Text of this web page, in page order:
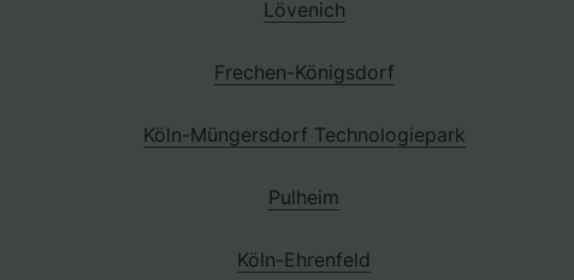
Lövenich
Frechen-Königsdorf
Köln-Müngersdorf Technologiepark
Pulheim
Köln-Ehrenfeld